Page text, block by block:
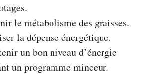
le métabolisme des graisses.
la dépense énergétique.
un bon niveau d’énergie
un programme minceur.